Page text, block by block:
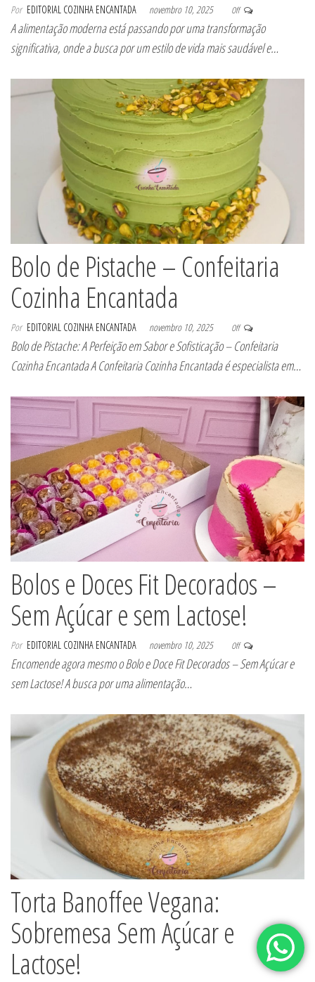
Por EDITORIAL COZINHA ENCANTADA novembro 10, 2025 Off
A alimentação moderna está passando por uma transformação
significativa, onde a busca por um estilo de vida mais saudável e…
Bolo de Pistache – Confeitaria
Cozinha Encantada
Por EDITORIAL COZINHA ENCANTADA novembro 10, 2025 Off
Bolo de Pistache: A Perfeição em Sabor e Sofisticação – Confeitaria
Cozinha Encantada A Confeitaria Cozinha Encantada é especialista em…
Bolos e Doces Fit Decorados –
Sem Açúcar e sem Lactose!
Por EDITORIAL COZINHA ENCANTADA novembro 10, 2025 Off
Encomende agora mesmo o Bolo e Doce Fit Decorados – Sem Açúcar e
sem Lactose! A busca por uma alimentação…
Torta Banoffee Vegana:
Sobremesa Sem Açúcar e
Lactose!